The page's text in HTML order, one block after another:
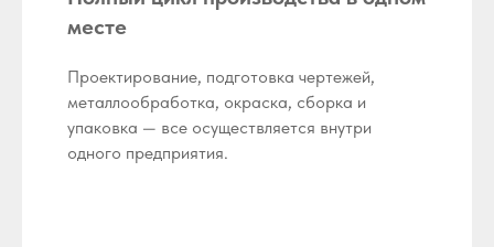
месте
Проектирование, подготовка чертежей,
металлообработка, окраска, сборка и
упаковка — все осуществляется внутри
одного предприятия.